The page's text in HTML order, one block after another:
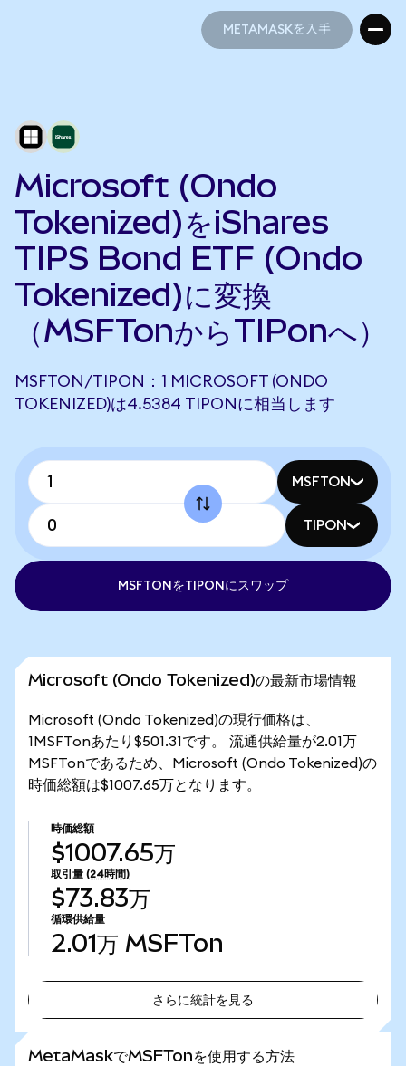
METAMASKを入手
Microsoft (Ondo
Tokenized)をiShares
TIPS Bond ETF (Ondo
Tokenized)に変換
（MSFTonからTIPonへ）
MSFTON/TIPON：1 MICROSOFT (ONDO
TOKENIZED)は4.5384 TIPONに相当します
MSFTON
TIPON
MSFTONをTIPONにスワップ
Microsoft (Ondo Tokenized)の最新市場情報
Microsoft (Ondo Tokenized)の現行価格は、
1MSFTonあたり$501.31です。 流通供給量が2.01万
MSFTonであるため、Microsoft (Ondo Tokenized)の
時価総額は$1007.65万となります。
時価総額
$1007.65万
取引量 (24時間)
$73.83万
循環供給量
2.01万 MSFTon
さらに統計を見る
MetaMaskでMSFTonを使用する方法